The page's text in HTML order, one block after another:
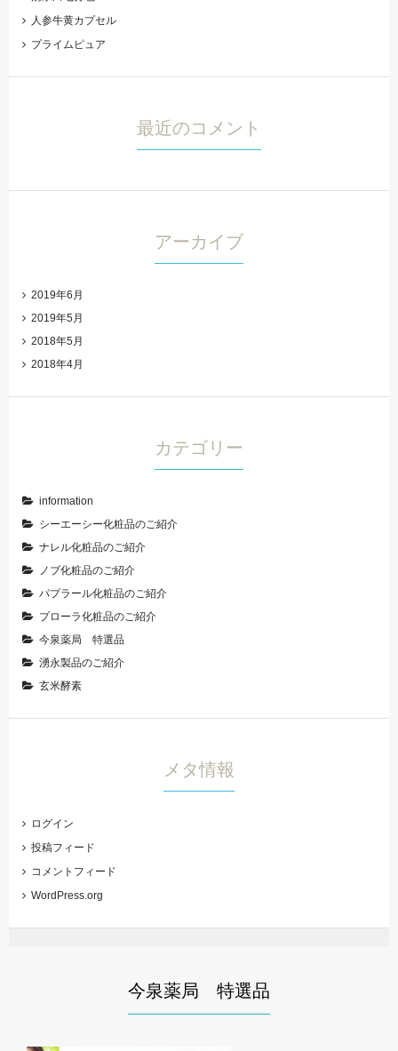
人参牛黄カプセル
プライムピュア
最近のコメント
アーカイブ
2019年6月
2019年5月
2018年5月
2018年4月
カテゴリー
information
シーエーシー化粧品のご紹介
ナレル化粧品のご紹介
ノブ化粧品のご紹介
パプラール化粧品のご紹介
プローラ化粧品のご紹介
今泉薬局 特選品
湧永製品のご紹介
玄米酵素
メタ情報
ログイン
投稿フィード
コメントフィード
WordPress.org
今泉薬局 特選品